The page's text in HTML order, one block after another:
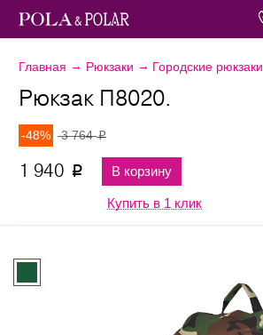
Главная → Рюкзаки → Городские рюкзаки
Рюкзак П8020.
-48% 3 764p
1 940 p В корзину
Купить в 1 клик